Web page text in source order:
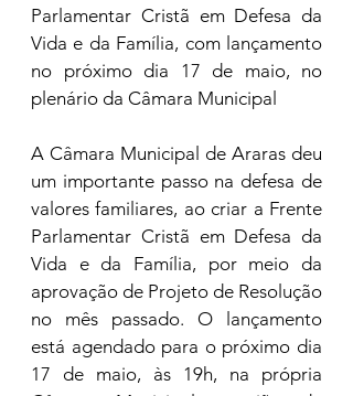
Parlamentar Cristã em Defesa da
Vida e da Família, com lançamento
no próximo dia 17 de maio, no
plenário da Câmara Municipal
A Câmara Municipal de Araras deu
um importante passo na defesa de
valores familiares, ao criar a Frente
Parlamentar Cristã em Defesa da
Vida e da Família, por meio da
aprovação de Projeto de Resolução
no mês passado. O lançamento
está agendado para o próximo dia
17 de maio, às 19h, na própria